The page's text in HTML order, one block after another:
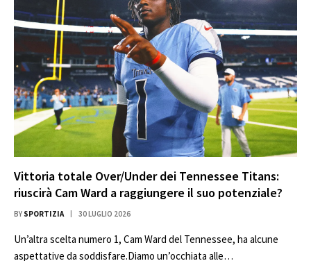
Vittoria totale Over/Under dei Tennessee Titans:
riuscirà Cam Ward a raggiungere il suo potenziale?
BY SPORTIZIA 30 LUGLIO 2026
Un’altra scelta numero 1, Cam Ward del Tennessee, ha alcune
aspettative da soddisfare.Diamo un’occhiata alle…